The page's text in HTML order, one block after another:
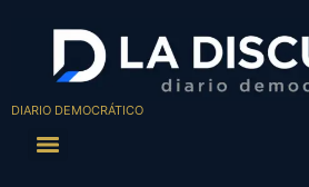
DIARIO DEMOCRÁTICO